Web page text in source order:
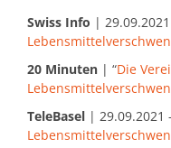
Swiss Info | 29.09.2021
20 Minuten | “Die
TeleBasel | 29.09.2021